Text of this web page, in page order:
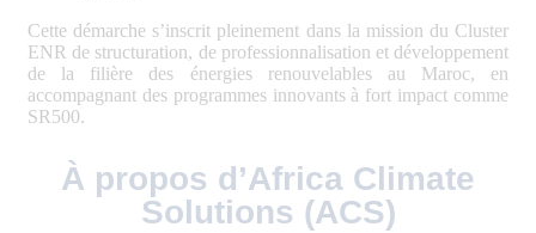
Cette démarche s’inscrit pleinement dans la mission du Cluster
ENR de structuration, de professionnalisation et développement
de la filière des énergies renouvelables au Maroc, en
accompagnant des programmes innovants à fort impact comme
SR500.
À propos d’Africa Climate
Solutions (ACS)